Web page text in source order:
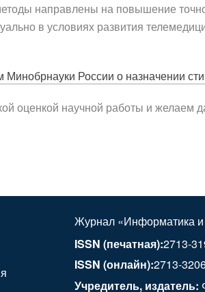
направлены на повышение
в условиях развития
Минобрнауки России о назначении
оценкой научной работы и желаем
Журнал «Информатика и
ISSN (печатная):2713-
ISSN (онлайн):2713-
Учредитель, издатель: